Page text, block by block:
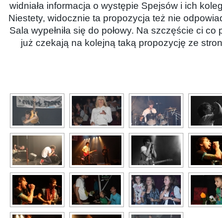
widniała informacja o występie Spejsów i ich
Niestety, widocznie ta propozycja też nie
Sala wypełniła się do połowy. Na szczęście ci co
już czekają na kolejną taką propozycję ze